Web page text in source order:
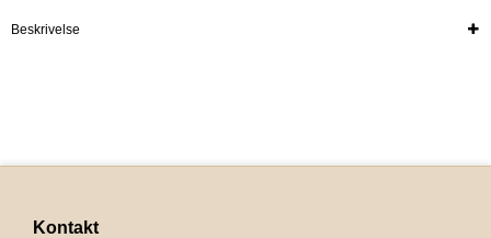
Beskrivelse
Kontakt